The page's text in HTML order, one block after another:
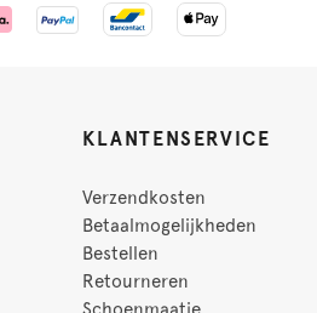
KLANTENSERVICE
Verzendkosten
Betaalmogelijkheden
Bestellen
Retourneren